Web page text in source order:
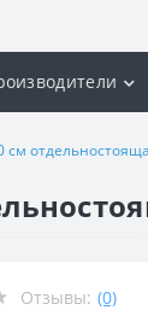
см
Отзывы: (0)